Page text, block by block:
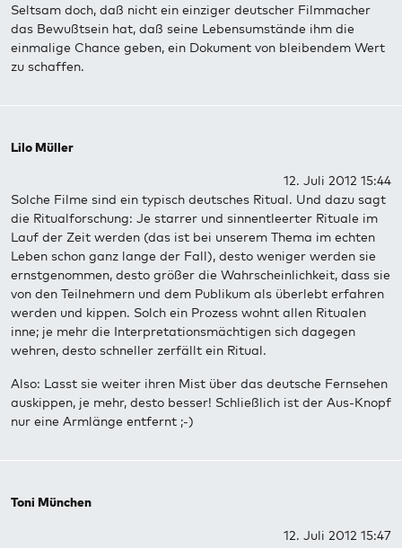
Seltsam doch, daß nicht ein einziger deutscher Filmmacher
das Bewußtsein hat, daß seine Lebensumstände ihm die
einmalige Chance geben, ein Dokument von bleibendem Wert
zu schaffen.
Lilo Müller
12. Juli 2012 15:44
Solche Filme sind ein typisch deutsches Ritual. Und dazu sagt
die Ritualforschung: Je starrer und sinnentleerter Rituale im
Lauf der Zeit werden (das ist bei unserem Thema im echten
Leben schon ganz lange der Fall), desto weniger werden sie
ernstgenommen, desto größer die Wahrscheinlichkeit, dass sie
von den Teilnehmern und dem Publikum als überlebt erfahren
werden und kippen. Solch ein Prozess wohnt allen Ritualen
inne; je mehr die Interpretationsmächtigen sich dagegen
wehren, desto schneller zerfällt ein Ritual.
Also: Lasst sie weiter ihren Mist über das deutsche Fernsehen
auskippen, je mehr, desto besser! Schließlich ist der Aus-Knopf
nur eine Armlänge entfernt ;-)
Toni München
12. Juli 2012 15:47